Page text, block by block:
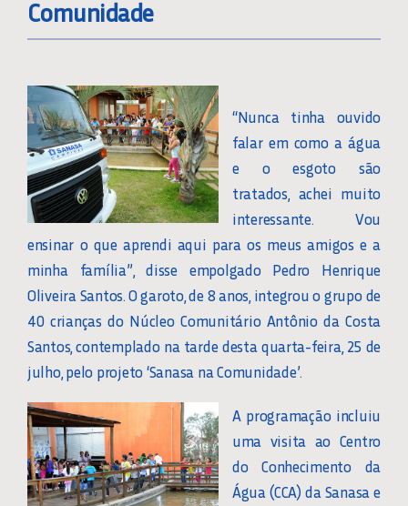
Comunidade
“Nunca tinha ouvido
falar em como a água
e o esgoto são
tratados, achei muito
interessante. Vou
ensinar o que aprendi aqui para os meus amigos e a
minha família”, disse empolgado Pedro Henrique
Oliveira Santos. O garoto, de 8 anos, integrou o grupo de
40 crianças do Núcleo Comunitário Antônio da Costa
Santos, contemplado na tarde desta quarta-feira, 25 de
julho, pelo projeto ‘Sanasa na Comunidade’.
A programação incluiu
uma visita ao Centro
do Conhecimento da
Água (CCA) da Sanasa e